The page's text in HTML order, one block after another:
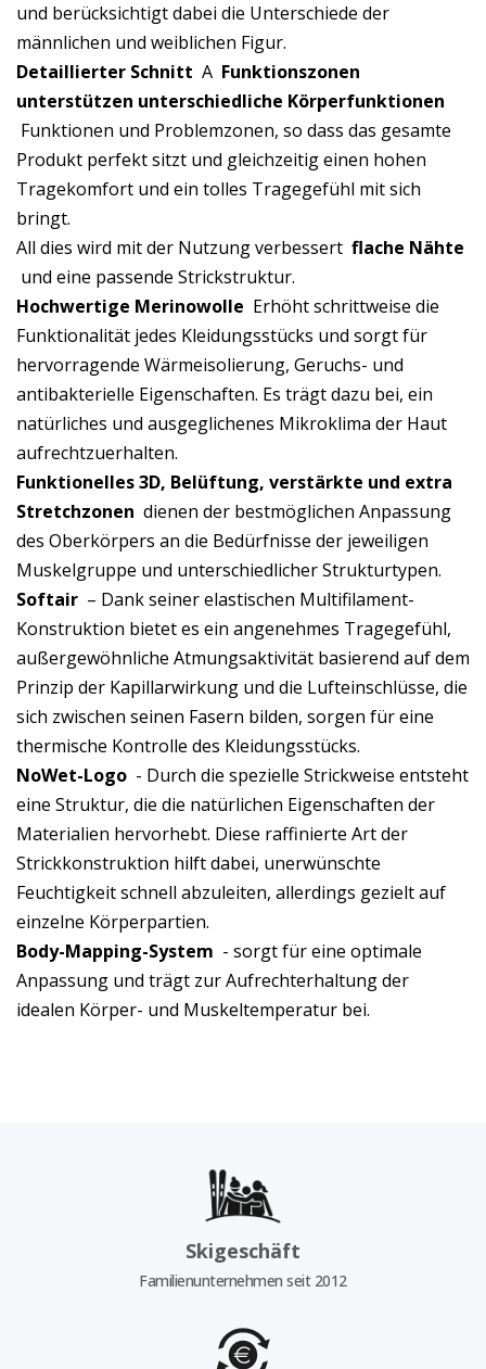
und berücksichtigt dabei die Unterschiede der
männlichen und weiblichen Figur.
Detaillierter Schnitt A Funktionszonen
unterstützen unterschiedliche Körperfunktionen
Funktionen und Problemzonen, so dass das gesamte
Produkt perfekt sitzt und gleichzeitig einen hohen
Tragekomfort und ein tolles Tragegefühl mit sich
bringt.
All dies wird mit der Nutzung verbessert flache Nähte
und eine passende Strickstruktur.
Hochwertige Merinowolle Erhöht schrittweise die
Funktionalität jedes Kleidungsstücks und sorgt für
hervorragende Wärmeisolierung, Geruchs- und
antibakterielle Eigenschaften. Es trägt dazu bei, ein
natürliches und ausgeglichenes Mikroklima der Haut
aufrechtzuerhalten.
Funktionelles 3D, Belüftung, verstärkte und extra
Stretchzonen dienen der bestmöglichen Anpassung
des Oberkörpers an die Bedürfnisse der jeweiligen
Muskelgruppe und unterschiedlicher Strukturtypen.
Softair – Dank seiner elastischen Multifilament-
Konstruktion bietet es ein angenehmes Tragegefühl,
außergewöhnliche Atmungsaktivität basierend auf dem
Prinzip der Kapillarwirkung und die Lufteinschlüsse, die
sich zwischen seinen Fasern bilden, sorgen für eine
thermische Kontrolle des Kleidungsstücks.
NoWet-Logo - Durch die spezielle Strickweise entsteht
eine Struktur, die die natürlichen Eigenschaften der
Materialien hervorhebt. Diese raffinierte Art der
Strickkonstruktion hilft dabei, unerwünschte
Feuchtigkeit schnell abzuleiten, allerdings gezielt auf
einzelne Körperpartien.
Body-Mapping-System - sorgt für eine optimale
Anpassung und trägt zur Aufrechterhaltung der
idealen Körper- und Muskeltemperatur bei.
Skigeschäft
Familienunternehmen seit 2012